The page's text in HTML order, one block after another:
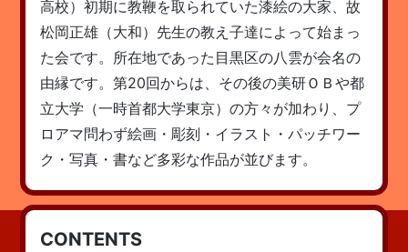
高校）初期に教鞭を取られていた漆絵の大家、故
松岡正雄（大和）先生の教え子達によって始まっ
た会です。所在地であった目黒区の八雲が会名の
由縁です。第20回からは、その後の美研ＯＢや都
立大学（一時首都大学東京）の方々が加わり、プ
ロアマ問わず絵画・彫刻・イラスト・パッチワー
ク・写真・書など多彩な作品が並びます。
CONTENTS